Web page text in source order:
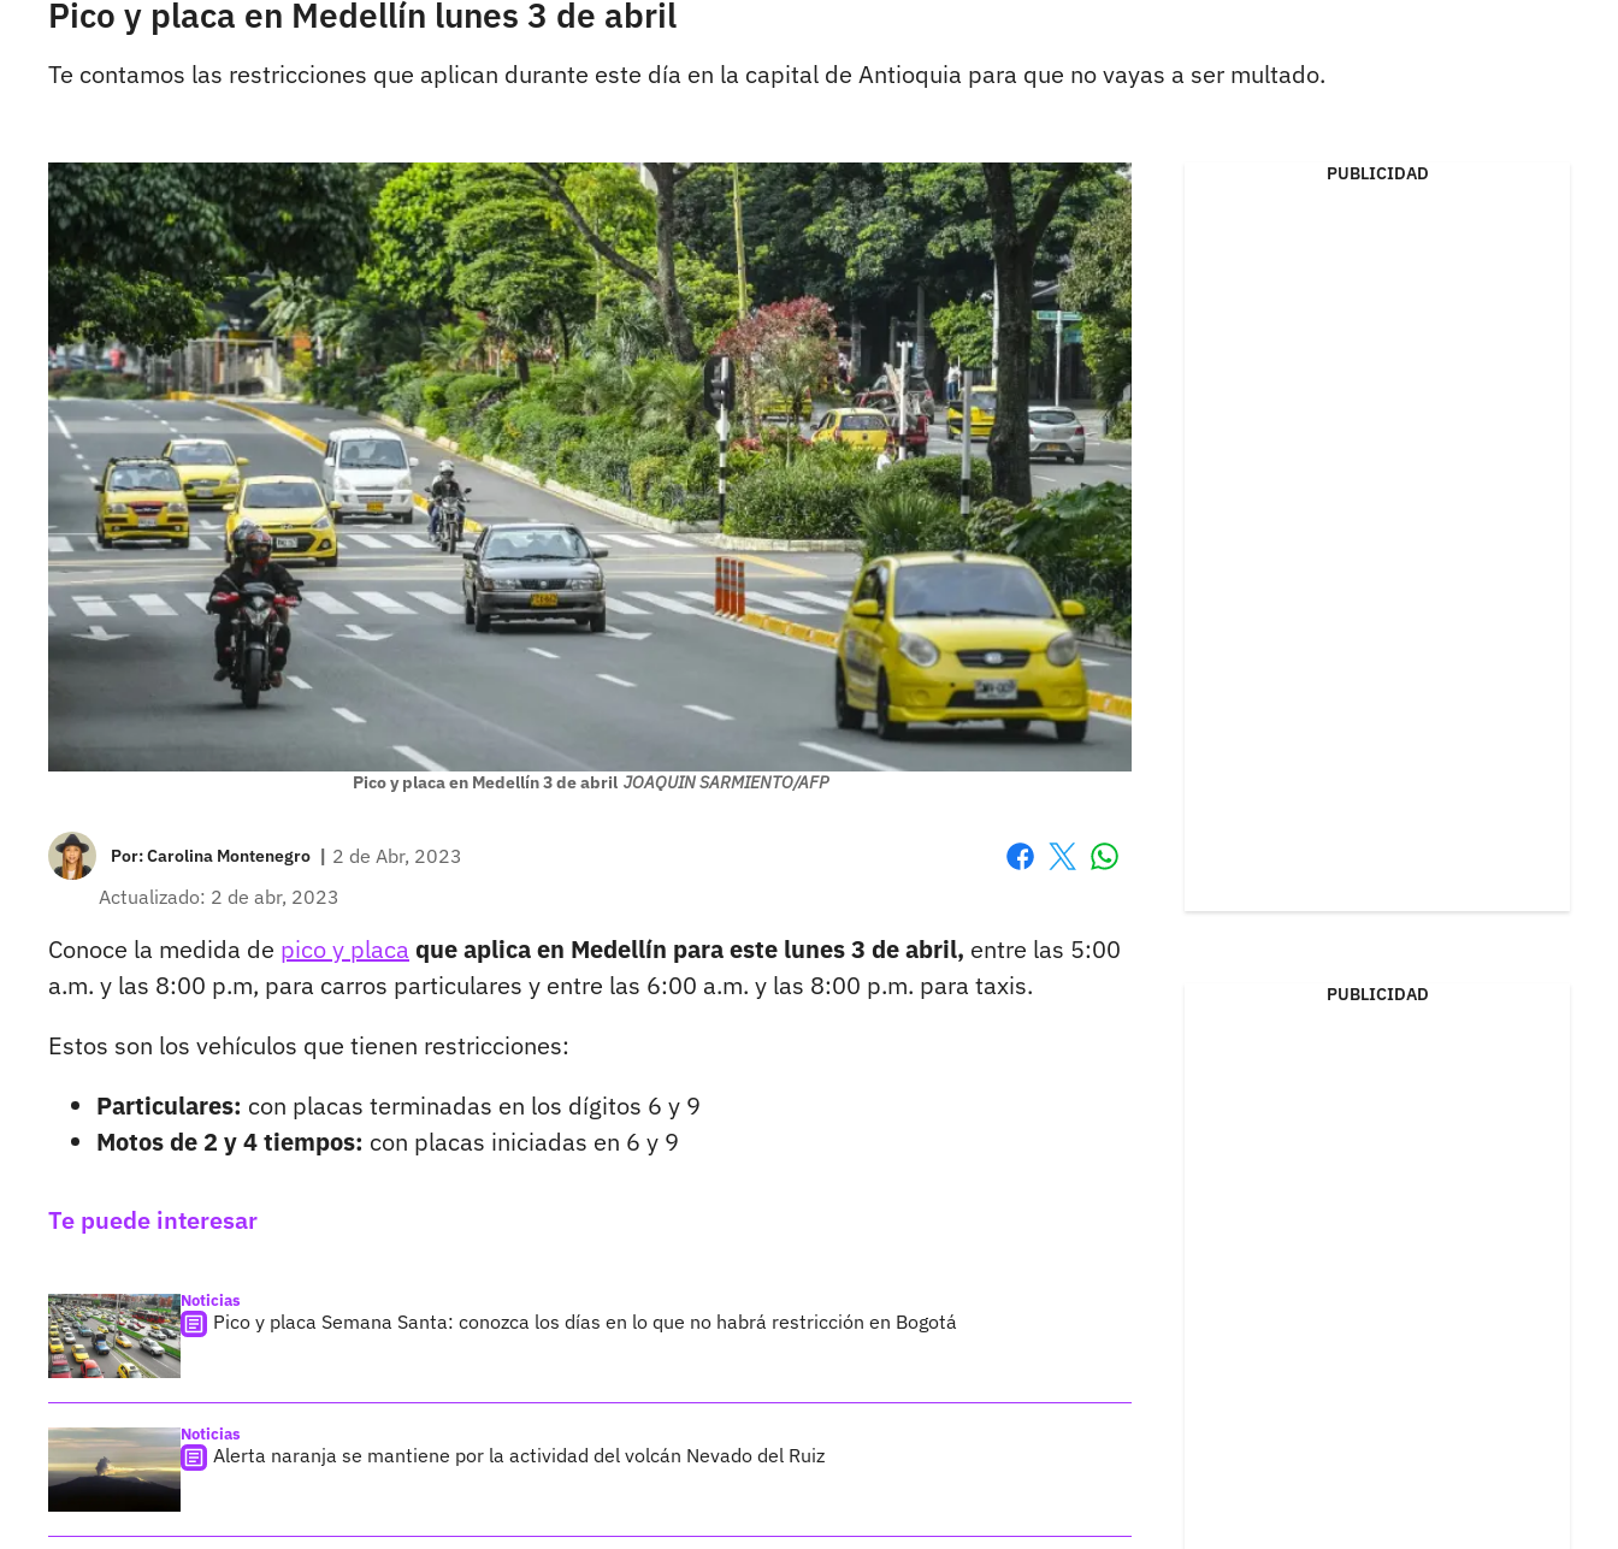
Pico y placa en Medellín lunes 3 de abril
Te contamos las restricciones que aplican durante este día en la capital de Antioquia para que no vayas a ser multado.
Pico y placa en Medellín 3 de abril JOAQUIN SARMIENTO/AFP
Por:Carolina Montenegro | 2 de Abr, 2023
Actualizado: 2 de abr, 2023
Conoce la medida de pico y placa que aplica en Medellín para este lunes 3 de abril, entre las 5:00
a.m. y las 8:00 p.m, para carros particulares y entre las 6:00 a.m. y las 8:00 p.m. para taxis.
Estos son los vehículos que tienen restricciones:
Particulares: con placas terminadas en los dígitos 6 y 9
Motos de 2 y 4 tiempos: con placas iniciadas en 6 y 9
Te puede interesar
Noticias
Pico y placa Semana Santa: conozca los días en lo que no habrá restricción en Bogotá
Noticias
Alerta naranja se mantiene por la actividad del volcán Nevado del Ruiz
PUBLICIDAD
PUBLICIDAD